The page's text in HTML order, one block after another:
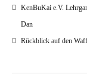
KenBuKai e.V.
Dan
Rückblick auf den